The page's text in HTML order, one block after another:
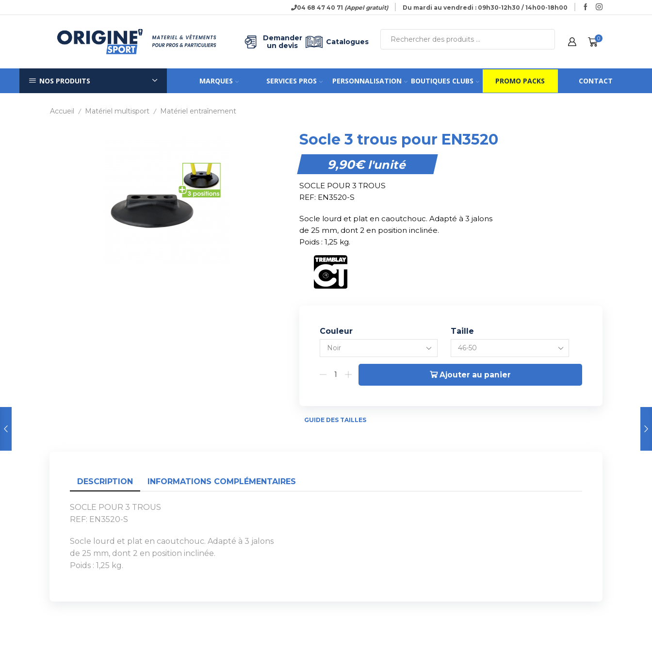
04 68 47 40 71 (Appel gratuit) Du mardi au vendredi : 09h30-12h30 / 14h00-18h00
Demander
un devis
Catalogues 0
NOS PRODUITS MARQUES SERVICES PROS PERSONNALISATION BOUTIQUES CLUBS PROMO PACKS CONTACT
Accueil / Matériel multisport / Matériel entraînement
Socle 3 trous pour EN3520
9,90€l'unité
SOCLE POUR 3 TROUS
REF: EN3520-S
Socle lourd et plat en caoutchouc. Adapté à 3 jalons
de 25 mm, dont 2 en position inclinée.
Poids : 1,25 kg.
Couleur Taille
Ajouter au panier
GUIDE DES TAILLES
DESCRIPTION INFORMATIONS COMPLÉMENTAIRES
SOCLE POUR 3 TROUS
REF: EN3520-S
Socle lourd et plat en caoutchouc. Adapté à 3 jalons
de 25 mm, dont 2 en position inclinée.
Poids : 1,25 kg.